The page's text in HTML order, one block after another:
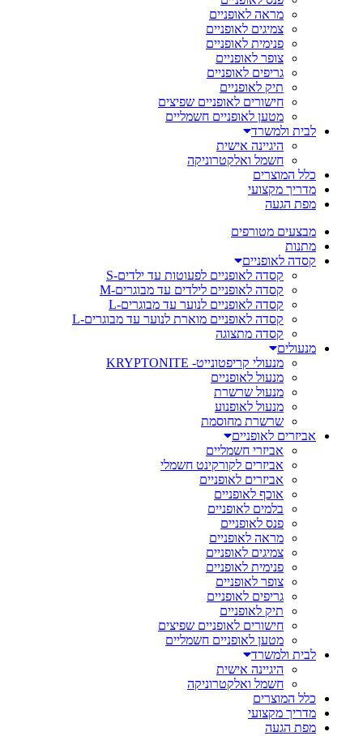
מראה לאופניים
צמיגים לאופניים
פנימית לאופניים
צופר לאופניים
גריפים לאופניים
תיק לאופניים
חישורים לאופניים שפיצים
מטען לאופניים חשמליים
לבית ולמשרד
היגיינה אישית
חשמל ואלקטרוניקה
כלל המוצרים
מדריך מקצועי
מפת הגעה
מבצעים מטורפים
מתנות
קסדה לאופניים
קסדה לאופניים לפעוטות עד ילדים-S
קסדה לאופניים לילדים עד מבוגרים-M
קסדה לאופניים לנוער עד מבוגרים-L
קסדה לאופניים מוארת לנוער עד מבוגרים-L
קסדה מתצוגה
מנעולים
מנעולי קריפטונייט- KRYPTONITE
מנעול לאופניים
מנעול שרשרת
מנעול לאופנוע
שרשרת מחוסמת
אביזרים לאופניים
אביזרי חשמליים
אביזרים לקורקינט חשמלי
אביזרים לאופניים
אוכף לאופניים
בלמים לאופניים
פנס לאופניים
מראה לאופניים
צמיגים לאופניים
פנימית לאופניים
צופר לאופניים
גריפים לאופניים
תיק לאופניים
חישורים לאופניים שפיצים
מטען לאופניים חשמליים
לבית ולמשרד
היגיינה אישית
חשמל ואלקטרוניקה
כלל המוצרים
מדריך מקצועי
מפת הגעה